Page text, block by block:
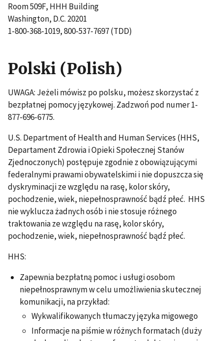
Room 509F, HHH Building
Washington, D.C. 20201
1-800-368-1019, 800-537-7697 (TDD)
Polski (Polish)
UWAGA: Jeżeli mówisz po polsku, możesz skorzystać z
bezpłatnej pomocy językowej. Zadzwoń pod numer 1-
877-696-6775.
U.S. Department of Health and Human Services (HHS,
Departament Zdrowia i Opieki Społecznej Stanów
Zjednoczonych) postępuje zgodnie z obowiązującymi
federalnymi prawami obywatelskimi i nie dopuszcza się
dyskryminacji ze względu na rasę, kolor skóry,
pochodzenie, wiek, niepełnosprawność bądź płeć. HHS
nie wyklucza żadnych osób i nie stosuje różnego
traktowania ze względu na rasę, kolor skóry,
pochodzenie, wiek, niepełnosprawność bądź płeć.
HHS:
Zapewnia bezpłatną pomoc i usługi osobom
niepełnosprawnym w celu umożliwienia skutecznej
komunikacji, na przykład:
Wykwalifikowanych tłumaczy języka migowego
Informacje na piśmie w różnych formatach (duży